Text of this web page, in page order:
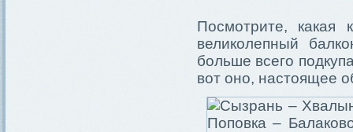
Посмотрите, какая
великолепный
больше всего
вот оно, настоящее